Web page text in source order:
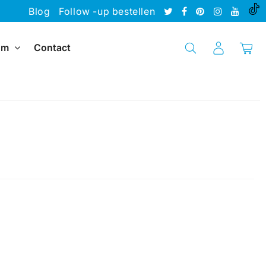
Blog Follow -up bestellen
Contact